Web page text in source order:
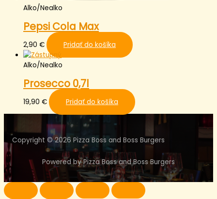
Alko/Nealko
Pepsi Cola Max
2,90 € Pridať do košíka
Alko/Nealko
Prosecco 0,7l
19,90 € Pridať do košíka
Copyright © 2026 Pizza Boss and Boss Burgers
Powered by Pizza Boss and Boss Burgers